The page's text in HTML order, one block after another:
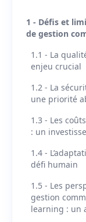
1 - Défis et
de gestion
1.1 - La
enjeu crucial
1.2 - La
une priorité
1.3 - Les
: un
1.4 -
défi humain
1.5 - Les
gestion
learning : un